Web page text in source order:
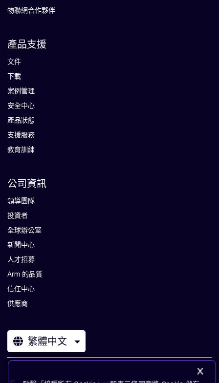
物聯網合作夥伴
產品支援
文件
下載
案例管理
安全中心
產品狀態
支援服務
教育訓練
公司資訊
領導團隊
投資者
全球辦公室
新聞中心
人才招募
Arm 的品質
信任中心
供應商
繁體中文